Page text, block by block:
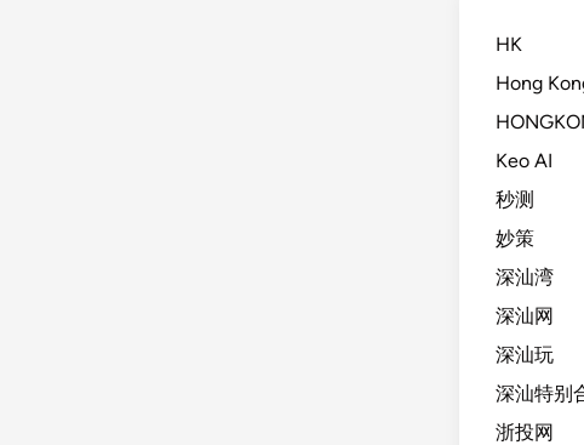
HK
Hong
Keo AI
秒测
妙策
深汕湾
深汕网
深汕玩
深汕特别
浙投网